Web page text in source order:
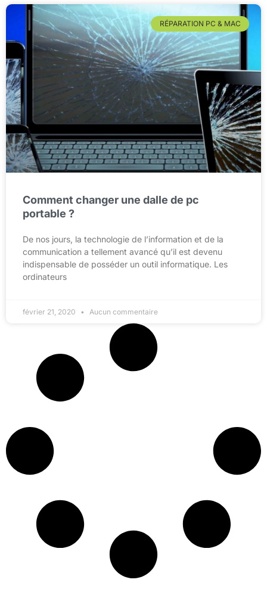
RÉPARATION PC & MAC
Comment changer une dalle de pc
portable ?
De nos jours, la technologie de l’information et de la
communication a tellement avancé qu’il est devenu
indispensable de posséder un outil informatique. Les
ordinateurs
février 21, 2020 Aucun commentaire